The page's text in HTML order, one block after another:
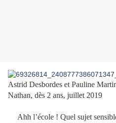
Astrid Desbordes et Pauline
Nathan, dès 2 ans, juillet 2019
Ahh l’école ! Quel sujet